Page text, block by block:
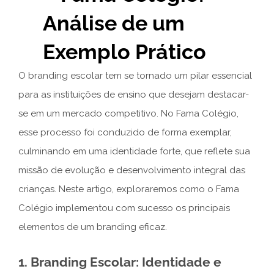
Análise de um
Exemplo Prático
O branding escolar tem se tornado um pilar essencial
para as instituições de ensino que desejam destacar-
se em um mercado competitivo. No Fama Colégio,
esse processo foi conduzido de forma exemplar,
culminando em uma identidade forte, que reflete sua
missão de evolução e desenvolvimento integral das
crianças. Neste artigo, exploraremos como o Fama
Colégio implementou com sucesso os principais
elementos de um branding eficaz.
1. Branding Escolar: Identidade e